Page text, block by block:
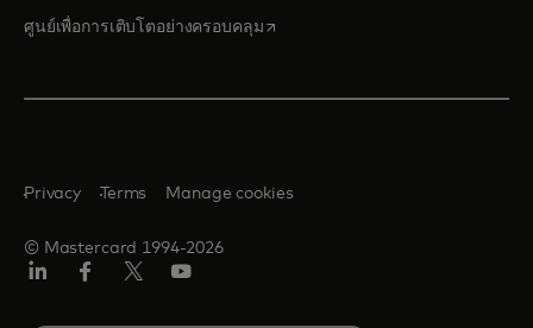
ศูนย์เพื่อการเติบโตอย่างครอบคลุมopens in a new tab
© Mastercard 1994-2026
Privacy Terms Manage cookies